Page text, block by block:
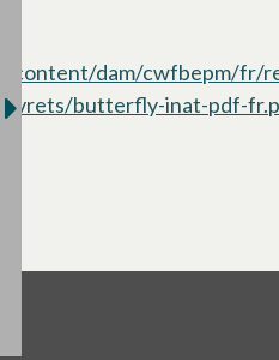
/content/dam/cwfbepm/fr/
livrets/butterfly-inat-pdf-